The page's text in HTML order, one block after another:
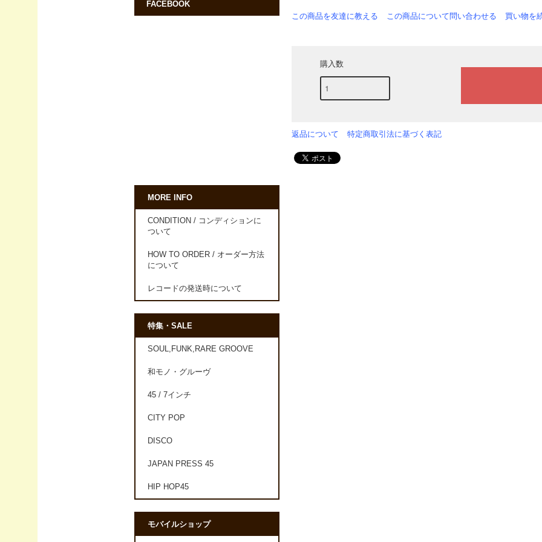
この商品を友達に教える この商品について問い合わせる 買い物を
購入数
返品について 特定商取引法に基づく表記
FACEBOOK
MORE INFO
CONDITION / コンディションに
ついて
HOW TO ORDER / オーダー方法
について
レコードの発送時について
特集・SALE
SOUL,FUNK,RARE GROOVE
和モノ・グルーヴ
45 / 7インチ
CITY POP
DISCO
JAPAN PRESS 45
HIP HOP45
モバイルショップ